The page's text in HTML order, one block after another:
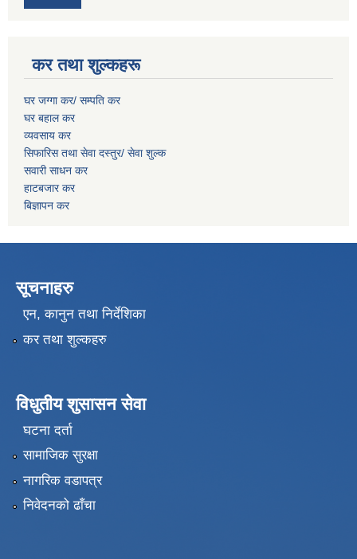
कर तथा शुल्कहरू
घर जग्गा कर/ सम्पति कर
घर बहाल कर
व्यवसाय कर
सिफारिस तथा सेवा दस्तुर/ सेवा शुल्क
सवारी साधन कर
हाटबजार कर
बिज्ञापन कर
सूचनाहरु
एन, कानुन तथा निर्देशिका
कर तथा शुल्कहरु
विधुतीय शुसासन सेवा
घटना दर्ता
सामाजिक सुरक्षा
नागरिक वडापत्र
निवेदनको ढाँचा